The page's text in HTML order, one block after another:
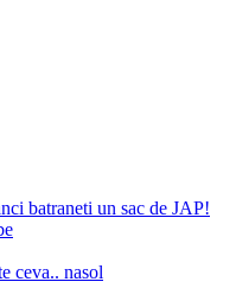
batraneti un sac de JAP!
ceva.. nasol